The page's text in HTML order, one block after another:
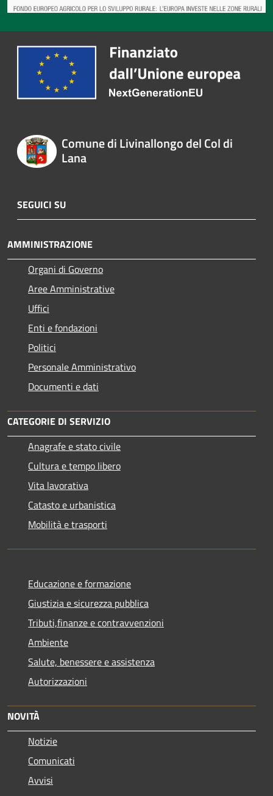
Comune di Livinallongo del Col di
Lana
SEGUICI SU
AMMINISTRAZIONE
Organi di Governo
Aree Amministrative
Uffici
Enti e fondazioni
Politici
Personale Amministrativo
Documenti e dati
CATEGORIE DI SERVIZIO
Anagrafe e stato civile
Cultura e tempo libero
Vita lavorativa
Catasto e urbanistica
Mobilità e trasporti
Educazione e formazione
Giustizia e sicurezza pubblica
Tributi,finanze e contravvenzioni
Ambiente
Salute, benessere e assistenza
Autorizzazioni
NOVITÀ
Notizie
Comunicati
Avvisi